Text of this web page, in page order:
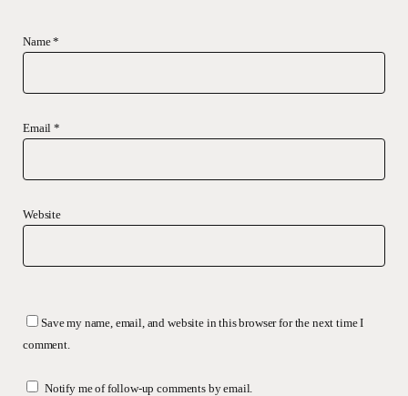
Name*
Email*
Website
Save my name, email, and website in this browser for the next time I
comment.
Notify me of follow-up comments by email.